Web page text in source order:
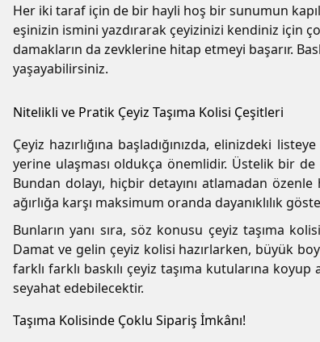
Her iki taraf için de bir hayli hoş bir sunumun
eşinizin ismini yazdırarak çeyizinizi kendiniz için
damakların da zevklerine hitap etmeyi başarır.
yaşayabilirsiniz.
Nitelikli ve Pratik Çeyiz Taşıma Kolisi Çeşitleri
Çeyiz hazırlığına başladığınızda, elinizdeki
yerine ulaşması oldukça önemlidir. Üstelik bir de
Bundan dolayı, hiçbir detayını atlamadan
ağırlığa karşı maksimum oranda dayanıklılık
Bunların yanı sıra, söz konusu çeyiz taşıma
Damat ve gelin çeyiz kolisi hazırlarken, büyük
farklı farklı baskılı çeyiz taşıma kutularına
seyahat edebilecektir.
Taşıma Kolisinde Çoklu Sipariş İmkânı!